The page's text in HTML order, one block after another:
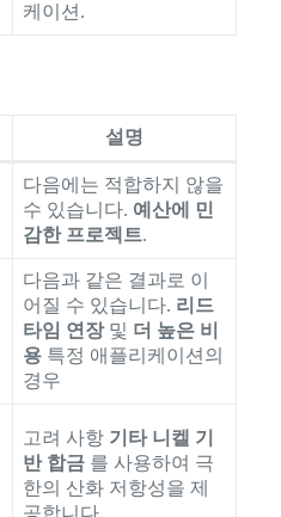
케이션.
설명
다음에는 적합하지 않을
수 있습니다. 예산에 민
감한 프로젝트.
다음과 같은 결과로 이
어질 수 있습니다. 리드
타임 연장및 더 높은 비
용특정 애플리케이션의
경우
고려 사항 기타 니켈 기
반 합금를 사용하여 극
한의 산화 저항성을 제
공합니다.